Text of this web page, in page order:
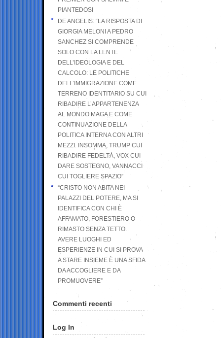
PIANTEDOSI
DE ANGELIS: “LA RISPOSTA DI
GIORGIA MELONI A PEDRO
SANCHEZ SI COMPRENDE
SOLO CON LA LENTE
DELL’IDEOLOGIA E DEL
CALCOLO: LE POLITICHE
DELL’IMMIGRAZIONE COME
TERRENO IDENTITARIO SU CUI
RIBADIRE L’APPARTENENZA
AL MONDO MAGA E COME
CONTINUAZIONE DELLA
POLITICA INTERNA CON ALTRI
MEZZI. INSOMMA, TRUMP CUI
RIBADIRE FEDELTÀ, VOX CUI
DARE SOSTEGNO, VANNACCI
CUI TOGLIERE SPAZIO”
“CRISTO NON ABITA NEI
PALAZZI DEL POTERE, MA SI
IDENTIFICA CON CHI È
AFFAMATO, FORESTIERO O
RIMASTO SENZA TETTO.
AVERE LUOGHI ED
ESPERIENZE IN CUI SI PROVA
A STARE INSIEME È UNA SFIDA
DA ACCOGLIERE E DA
PROMUOVERE”
Commenti recenti
Log In